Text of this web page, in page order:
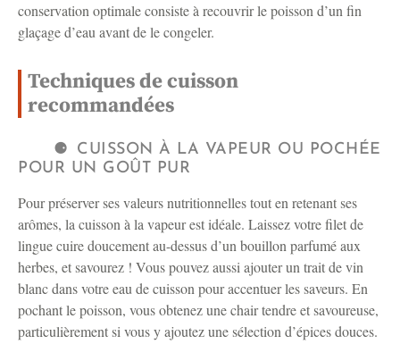
conservation optimale consiste à recouvrir le poisson d’un fin
glaçage d’eau avant de le congeler.
Techniques de cuisson
recommandées
CUISSON À LA VAPEUR OU POCHÉE
POUR UN GOÛT PUR
Pour préserver ses valeurs nutritionnelles tout en retenant ses
arômes, la cuisson à la vapeur est idéale. Laissez votre filet de
lingue cuire doucement au-dessus d’un bouillon parfumé aux
herbes, et savourez ! Vous pouvez aussi ajouter un trait de vin
blanc dans votre eau de cuisson pour accentuer les saveurs. En
pochant le poisson, vous obtenez une chair tendre et savoureuse,
particulièrement si vous y ajoutez une sélection d’épices douces.